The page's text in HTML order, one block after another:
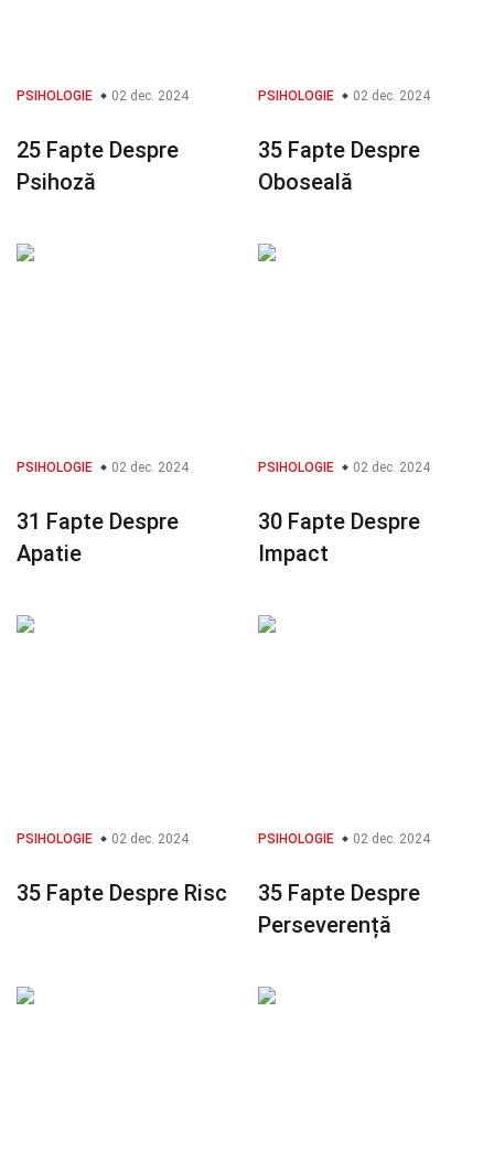
PSIHOLOGIE 02 dec. 2024
25 Fapte Despre
Psihoză
PSIHOLOGIE 02 dec. 2024
35 Fapte Despre
Oboseală
PSIHOLOGIE 02 dec. 2024
31 Fapte Despre
Apatie
PSIHOLOGIE 02 dec. 2024
30 Fapte Despre
Impact
PSIHOLOGIE 02 dec. 2024
35 Fapte Despre Risc
PSIHOLOGIE 02 dec. 2024
35 Fapte Despre
Perseverență